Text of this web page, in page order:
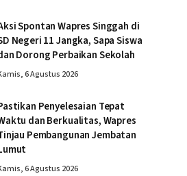
Spontan Wapres Singgah di
Negeri 11 Jangka, Sapa Siswa
Dorong Perbaikan Sekolah
6 Agustus 2026
Penyelesaian Tepat
dan Berkualitas, Wapres
Pembangunan Jembatan
6 Agustus 2026